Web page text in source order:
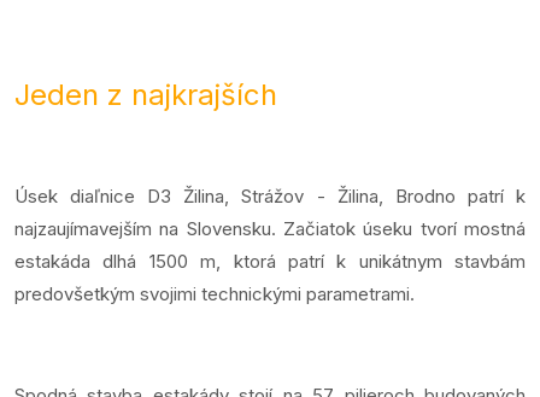
Jeden z najkrajších
Úsek diaľnice D3 Žilina, Strážov - Žilina, Brodno patrí k
najzaujímavejším na Slovensku. Začiatok úseku tvorí mostná
estakáda dlhá 1500 m, ktorá patrí k unikátnym stavbám
predovšetkým svojimi technickými parametrami.